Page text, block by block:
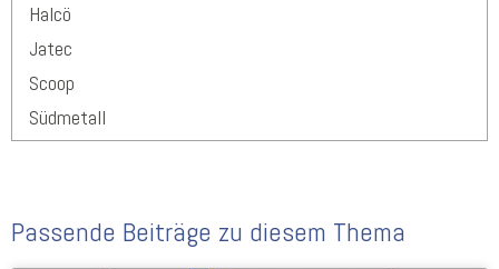
Halcö
Jatec
Scoop
Südmetall
Passende Beiträge zu diesem Thema